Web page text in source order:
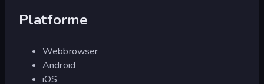
Platforme
Webbrowser
Android
iOS